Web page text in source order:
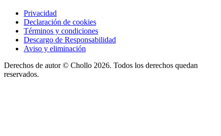
Privacidad
Declaración de cookies
Términos y condiciones
Descargo de Responsabilidad
Aviso y eliminación
Derechos de autor © Chollo 2026. Todos los derechos quedan
reservados.